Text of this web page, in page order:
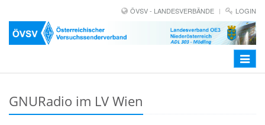
ÖVSV - LANDESVERBÄNDE LOGIN
Toggle
GNURadio im LV Wien